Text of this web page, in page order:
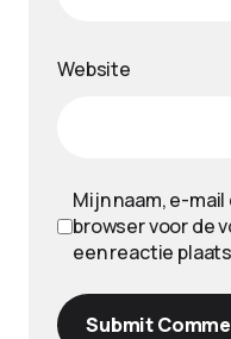
Website
Mijn naam, e-
browser voor de
een reactie
Submit